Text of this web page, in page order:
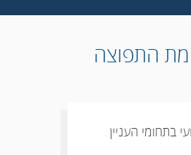
התפוצה
בתחומי העניין